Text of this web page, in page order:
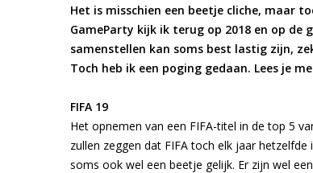
Het is misschien een beetje cliche, maar
GameParty kijk ik terug op 2018 en op
samenstellen kan soms best lastig zijn,
Toch heb ik een poging gedaan. Lees je
FIFA 19
Het opnemen van een FIFA-titel in de top 5
zullen zeggen dat FIFA toch elk jaar
soms ook wel een beetje gelijk. Er zijn wel